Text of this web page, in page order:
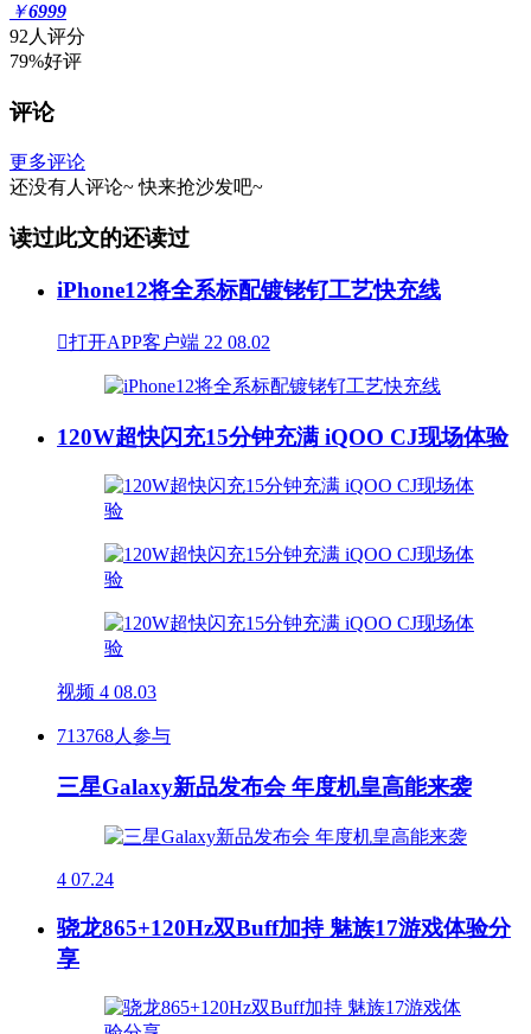
￥6999
92人评分
79%好评
评论
更多评论
还没有人评论~ 快来抢沙发吧~
读过此文的还读过
iPhone12将全系标配镀铑钌工艺快充线
打开APP客户端 22 08.02
120W超快闪充15分钟充满 iQOO CJ现场体验
视频 4 08.03
713768人参与
三星Galaxy新品发布会 年度机皇高能来袭
4 07.24
骁龙865+120Hz双Buff加持 魅族17游戏体验分
享